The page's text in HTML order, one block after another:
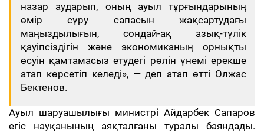
назар аударып, оның ауыл тұрғындарының
өмір сүру сапасын жақсартудағы
маңыздылығын, сондай-ақ азық-түлік
қауіпсіздігін және экономиканың орнықты
өсуін қамтамасыз етудегі рөлін үнемі ерекше
атап көрсетіп келеді», — деп атап өтті Олжас
Бектенов.
Ауыл шаруашылығы министрі Айдарбек Сапаров
егіс науқанының аяқталғаны туралы баяндады.